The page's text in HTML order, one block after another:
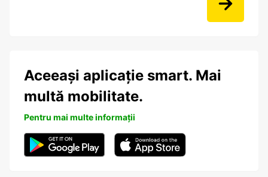
Aceeași aplicație smart. Mai
multă mobilitate.
Pentru mai multe informații